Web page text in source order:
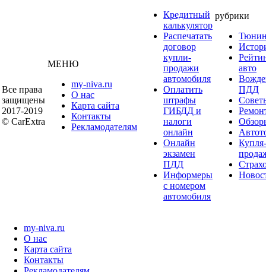
Все права
защищены
2017-2019
© CarExtra
МЕНЮ
my-niva.ru
О нас
Карта сайта
Контакты
Рекламодателям
Кредитный
калькулятор
Распечатать
договор
купли-
продажи
автомобиля
Оплатить
штрафы
ГИБДД и
налоги
онлайн
Онлайн
экзамен
ПДД
Информеры
с номером
автомобиля
рубрики
авто
ПДД
Купля-
my-niva.ru
О нас
Карта сайта
Контакты